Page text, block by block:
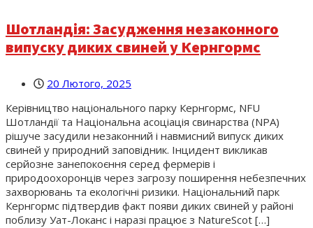
Шотландія: Засудження незаконного
випуску диких свиней у Кернгормс
20 Лютого, 2025
Керівництво національного парку Кернгормс, NFU
Шотландії та Національна асоціація свинарства (NPA)
рішуче засудили незаконний і навмисний випуск диких
свиней у природний заповідник. Інцидент викликав
серйозне занепокоєння серед фермерів і
природоохоронців через загрозу поширення небезпечних
захворювань та екологічні ризики. Національний парк
Кернгормс підтвердив факт появи диких свиней у районі
поблизу Уат-Локанс і наразі працює з NatureScot […]